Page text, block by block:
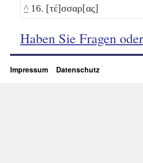
^ 16. [τέ]σσαρ[ας]
Haben Sie Fragen
Impressum Datenschutz